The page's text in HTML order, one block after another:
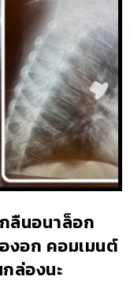
ลืนอนาล็อก
งอก คอมเมนต์
ล่องนะ